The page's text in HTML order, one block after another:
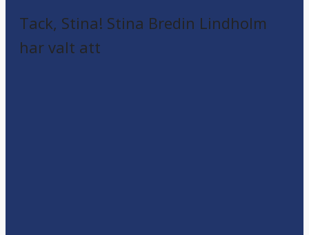
Tack, Stina! Stina Bredin Lindholm
har valt att